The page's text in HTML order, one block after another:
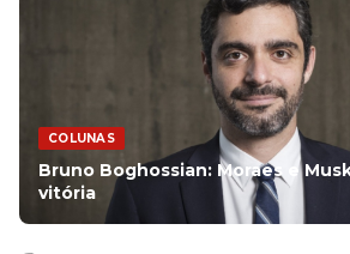
COLUNAS
Bruno Boghossian: Moraes e
vitória